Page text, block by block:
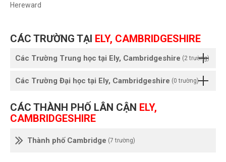
Hereward
CÁC TRƯỜNG TẠI ELY, CAMBRIDGESHIRE
Các Trường Trung học tại Ely, Cambridgeshire (2 trường)
Các Trường Đại học tại Ely, Cambridgeshire (0 trường)
CÁC THÀNH PHỐ LÂN CẬN ELY,
CAMBRIDGESHIRE
Thành phố Cambridge (7 trường)